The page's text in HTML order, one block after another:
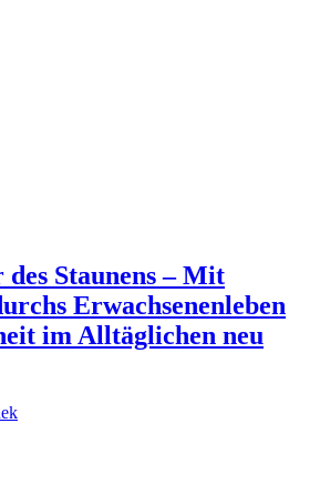
Staunens – Mit
Erwachsenenleben
im Alltäglichen neu